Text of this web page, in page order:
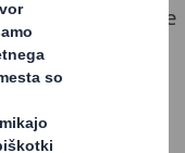
naše načrte glede
vrednost, saj
dosegom pa
zgodb.